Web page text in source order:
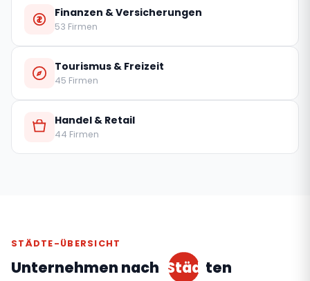
Finanzen & Versicherungen
53 Firmen
Tourismus & Freizeit
45 Firmen
Handel & Retail
44 Firmen
STÄDTE-ÜBERSICHT
Unternehmen nach Städ ten